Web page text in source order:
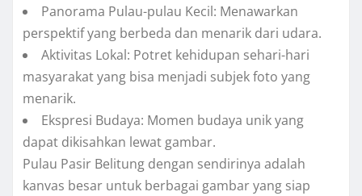
Panorama Pulau-pulau Kecil: Menawarkan
perspektif yang berbeda dan menarik dari udara.
Aktivitas Lokal: Potret kehidupan sehari-hari
masyarakat yang bisa menjadi subjek foto yang
menarik.
Ekspresi Budaya: Momen budaya unik yang
dapat dikisahkan lewat gambar.
Pulau Pasir Belitung dengan sendirinya adalah
kanvas besar untuk berbagai gambar yang siap